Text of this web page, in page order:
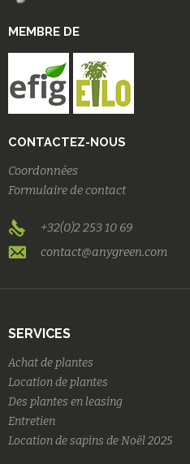
MEMBRE DE
CONTACTEZ-NOUS
Coordonnées
Formulaire de contact
+32(0)2 253 10 69
contact@anygreen.com
SERVICES
Achat de plantes
Location de plantes
Des plantes en leasing
Entretien
Location de sapins de Noël 2025